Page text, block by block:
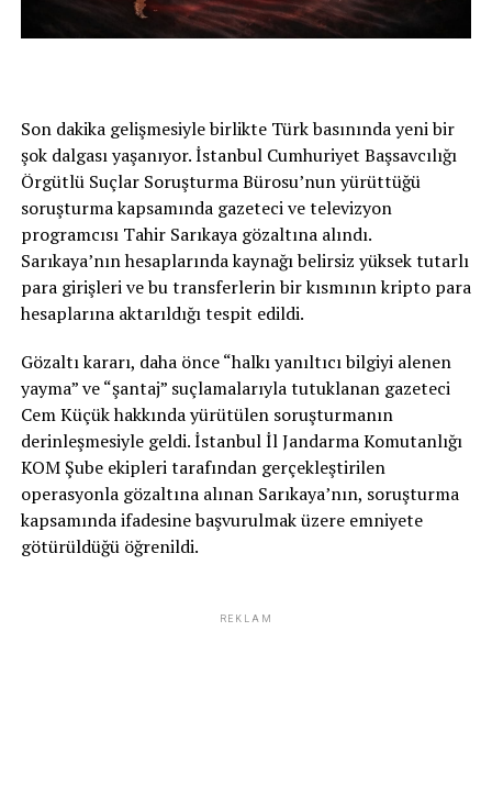
Son dakika gelişmesiyle birlikte Türk basınında yeni bir
şok dalgası yaşanıyor. İstanbul Cumhuriyet Başsavcılığı
Örgütlü Suçlar Soruşturma Bürosu’nun yürüttüğü
soruşturma kapsamında gazeteci ve televizyon
programcısı Tahir Sarıkaya gözaltına alındı.
Sarıkaya’nın hesaplarında kaynağı belirsiz yüksek tutarlı
para girişleri ve bu transferlerin bir kısmının kripto para
hesaplarına aktarıldığı tespit edildi.
Gözaltı kararı, daha önce “halkı yanıltıcı bilgiyi alenen
yayma” ve “şantaj” suçlamalarıyla tutuklanan gazeteci
Cem Küçük hakkında yürütülen soruşturmanın
derinleşmesiyle geldi. İstanbul İl Jandarma Komutanlığı
KOM Şube ekipleri tarafından gerçekleştirilen
operasyonla gözaltına alınan Sarıkaya’nın, soruşturma
kapsamında ifadesine başvurulmak üzere emniyete
götürüldüğü öğrenildi.
REKLAM